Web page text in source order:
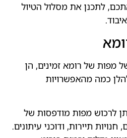
לתכנן את מסלול הטיול
מפות של רומא זמינים, הן
כמה מהאפשרויות
לרכוש מפות מודפסות של
תיירות, ודוכני עיתונים.